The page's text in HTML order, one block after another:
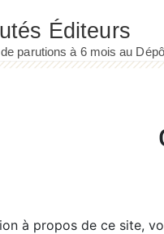
à propos de ce site,